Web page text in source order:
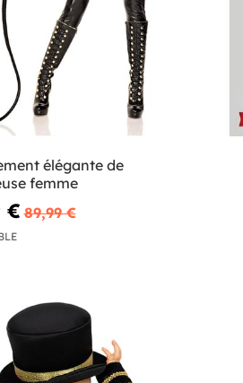
élégante de
femme
€ 89,99 €